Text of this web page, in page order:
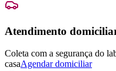
Atendimento
Coleta com a segurança do
casaAgendar domiciliar